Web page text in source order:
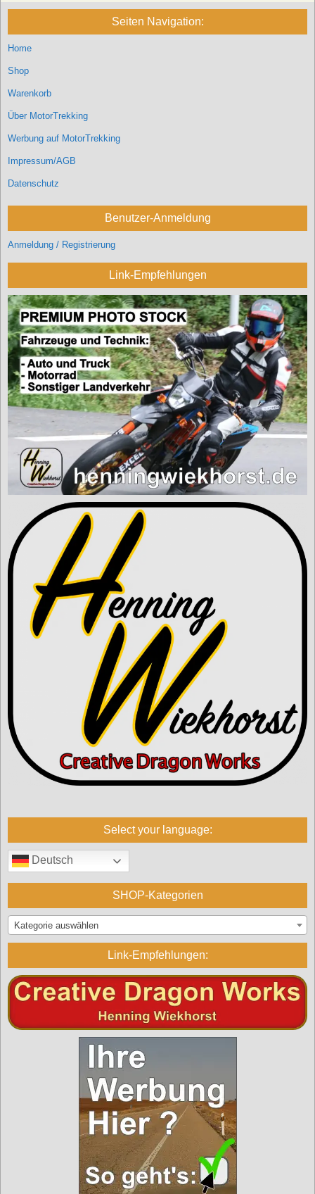
Seiten Navigation:
Home
Shop
Warenkorb
Über MotorTrekking
Werbung auf MotorTrekking
Impressum/AGB
Datenschutz
Benutzer-Anmeldung
Anmeldung / Registrierung
Link-Empfehlungen
Select your language:
Deutsch
SHOP-Kategorien
Kategorie auswählen
Link-Empfehlungen: